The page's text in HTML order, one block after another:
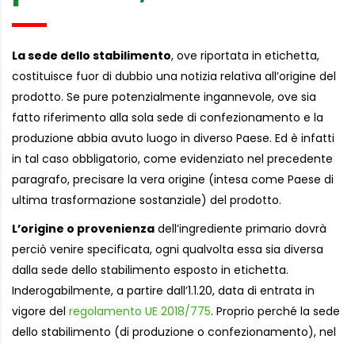
La sede dello stabilimento, ove riportata in etichetta,
costituisce fuor di dubbio una notizia relativa all’origine del
prodotto. Se pure potenzialmente ingannevole, ove sia
fatto riferimento alla sola sede di confezionamento e la
produzione abbia avuto luogo in diverso Paese. Ed è infatti
in tal caso obbligatorio, come evidenziato nel precedente
paragrafo, precisare la vera origine (intesa come Paese di
ultima trasformazione sostanziale) del prodotto.
L’origine o provenienza dell’ingrediente primario dovrà
perciò venire specificata, ogni qualvolta essa sia diversa
dalla sede dello stabilimento esposto in etichetta.
Inderogabilmente, a partire dall’1.1.20, data di entrata in
vigore del regolamento UE 2018/775. Proprio perché la sede
dello stabilimento (di produzione o confezionamento), nel